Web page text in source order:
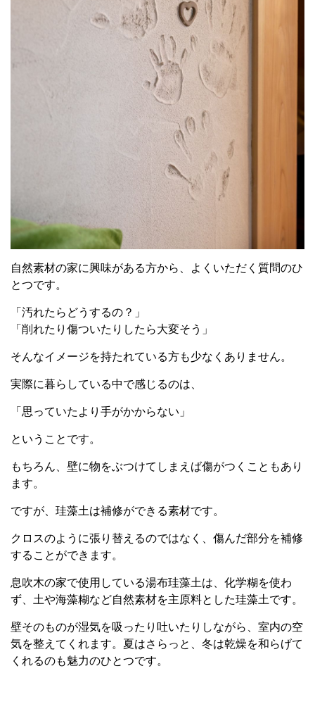
自然素材の家に興味がある方から、よくいただく質問のひ
とつです。
「汚れたらどうするの？」
「削れたり傷ついたりしたら大変そう」
そんなイメージを持たれている方も少なくありません。
実際に暮らしている中で感じるのは、
「思っていたより手がかからない」
ということです。
もちろん、壁に物をぶつけてしまえば傷がつくこともあり
ます。
ですが、珪藻土は補修ができる素材です。
クロスのように張り替えるのではなく、傷んだ部分を補修
することができます。
息吹木の家で使用している湯布珪藻土は、化学糊を使わ
ず、土や海藻糊など自然素材を主原料とした珪藻土です。
壁そのものが湿気を吸ったり吐いたりしながら、室内の空
気を整えてくれます。夏はさらっと、冬は乾燥を和らげて
くれるのも魅力のひとつです。